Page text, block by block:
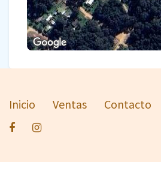
Inicio Ventas Contacto